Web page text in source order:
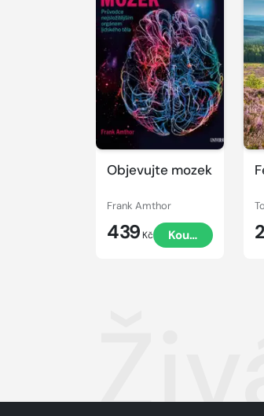
Objevujte mozek
Frank Amthor
439 Kč Koupit